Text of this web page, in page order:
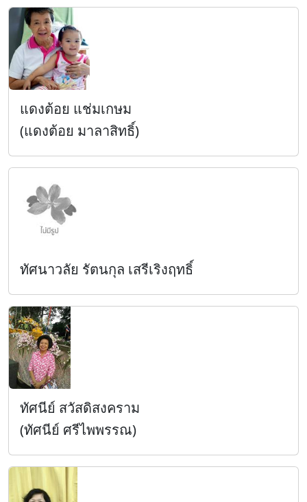
แดงต้อย แช่มเกษม
(แดงต้อย มาลาสิทธิ์)
ทัศนาวลัย รัตนกุล เสรีเริงฤทธิ์
ทัศนีย์ สวัสดิสงคราม
(ทัศนีย์ ศรีไพพรรณ)